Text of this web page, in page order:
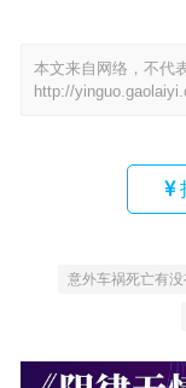
本文来自网络，不代
http://
意外车祸死亡有